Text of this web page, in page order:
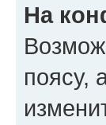
На
поясу,